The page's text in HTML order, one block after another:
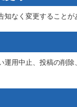
なく変更することが
運用中止、投稿の削